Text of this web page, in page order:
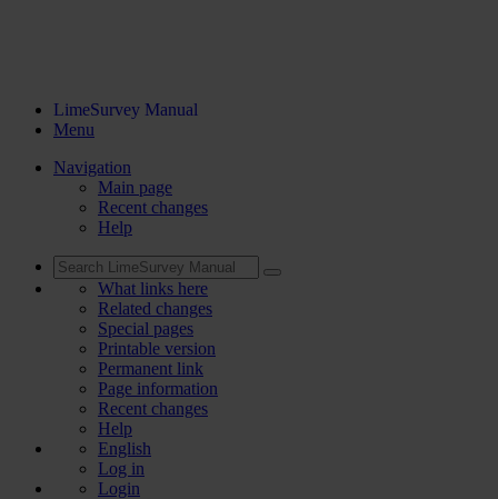
LimeSurvey Manual
Menu
Navigation
Main page
Recent changes
Help
What links here
Related changes
Special pages
Printable version
Permanent link
Page information
Recent changes
Help
English
Log in
Login